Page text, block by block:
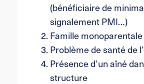
(bénéficiaire de
signalement PMI…)
Famille monoparentale
Problème de santé de
Présence d’un aîné
structure